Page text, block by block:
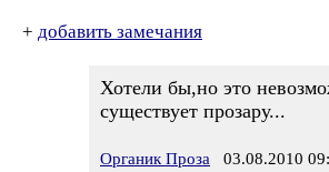
+ добавить замечания
Хотели бы,но это
существует прозару...
Органик Проза 03.08.2010